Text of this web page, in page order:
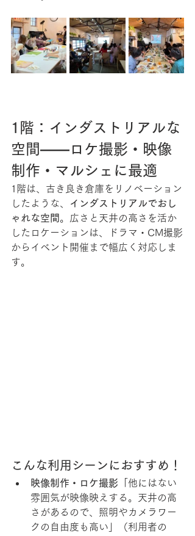
1階：インダストリアルな
空間――ロケ撮影・映像
制作・マルシェに最適
1階は、古き良き倉庫をリノベーション
したような、
インダストリアルでおし
ゃれな空間。広さと天井の高さを活か
したロケーションは、ドラマ・CM撮影
からイベント開催まで幅広く対応しま
す。
こんな利用シーンにおすすめ！
映像制作・ロケ撮影 「他にはない
雰囲気が映像映えする。天井の高
さがあるので、照明やカメラワー
クの自由度も高い」（利用者の